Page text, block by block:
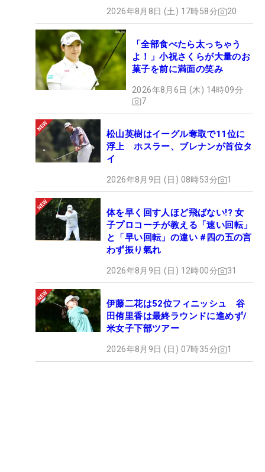
2026年8月8日 (土) 17時58分 20
「全部食べたら太っちゃう
よ！」小祝さくらが大量のお
菓子を前に満面の笑み
2026年8月6日 (木) 14時09分
7
松山英樹はイーグル奪取で11位に
浮上 ホスラー、ブレナンが首位タ
イ
2026年8月9日 (日) 08時53分 1
体を早く回す人ほど飛ばない!? 女
子プロコーチが教える「速い回転」
と「早い回転」の違い #四の五の言
わず振り氣れ
2026年8月9日 (日) 12時00分 31
伊藤二花は52位フィニッシュ 谷
田侑里香は最終ラウンドに進めず/
米女子下部ツアー
2026年8月9日 (日) 07時35分 1